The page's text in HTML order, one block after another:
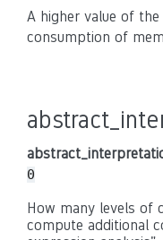
A higher value of
consumption of
0
How many levels of
compute additional